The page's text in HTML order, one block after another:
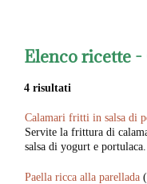
Elenco ricette -
4 risultati
Calamari fritti in salsa di
Servite la frittura di
salsa di yogurt e portulaca.
Paella ricca alla parellada